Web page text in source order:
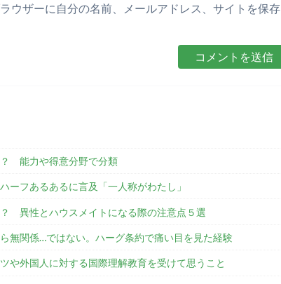
ウザーに自分の名前、メールアドレス、サイトを保存
？ 能力や得意分野で分類
ーフあるあるに言及「一人称がわたし」
？ 異性とハウスメイトになる際の注意点５選
無関係…ではない。ハーグ条約で痛い目を見た経験
や外国人に対する国際理解教育を受けて思うこと